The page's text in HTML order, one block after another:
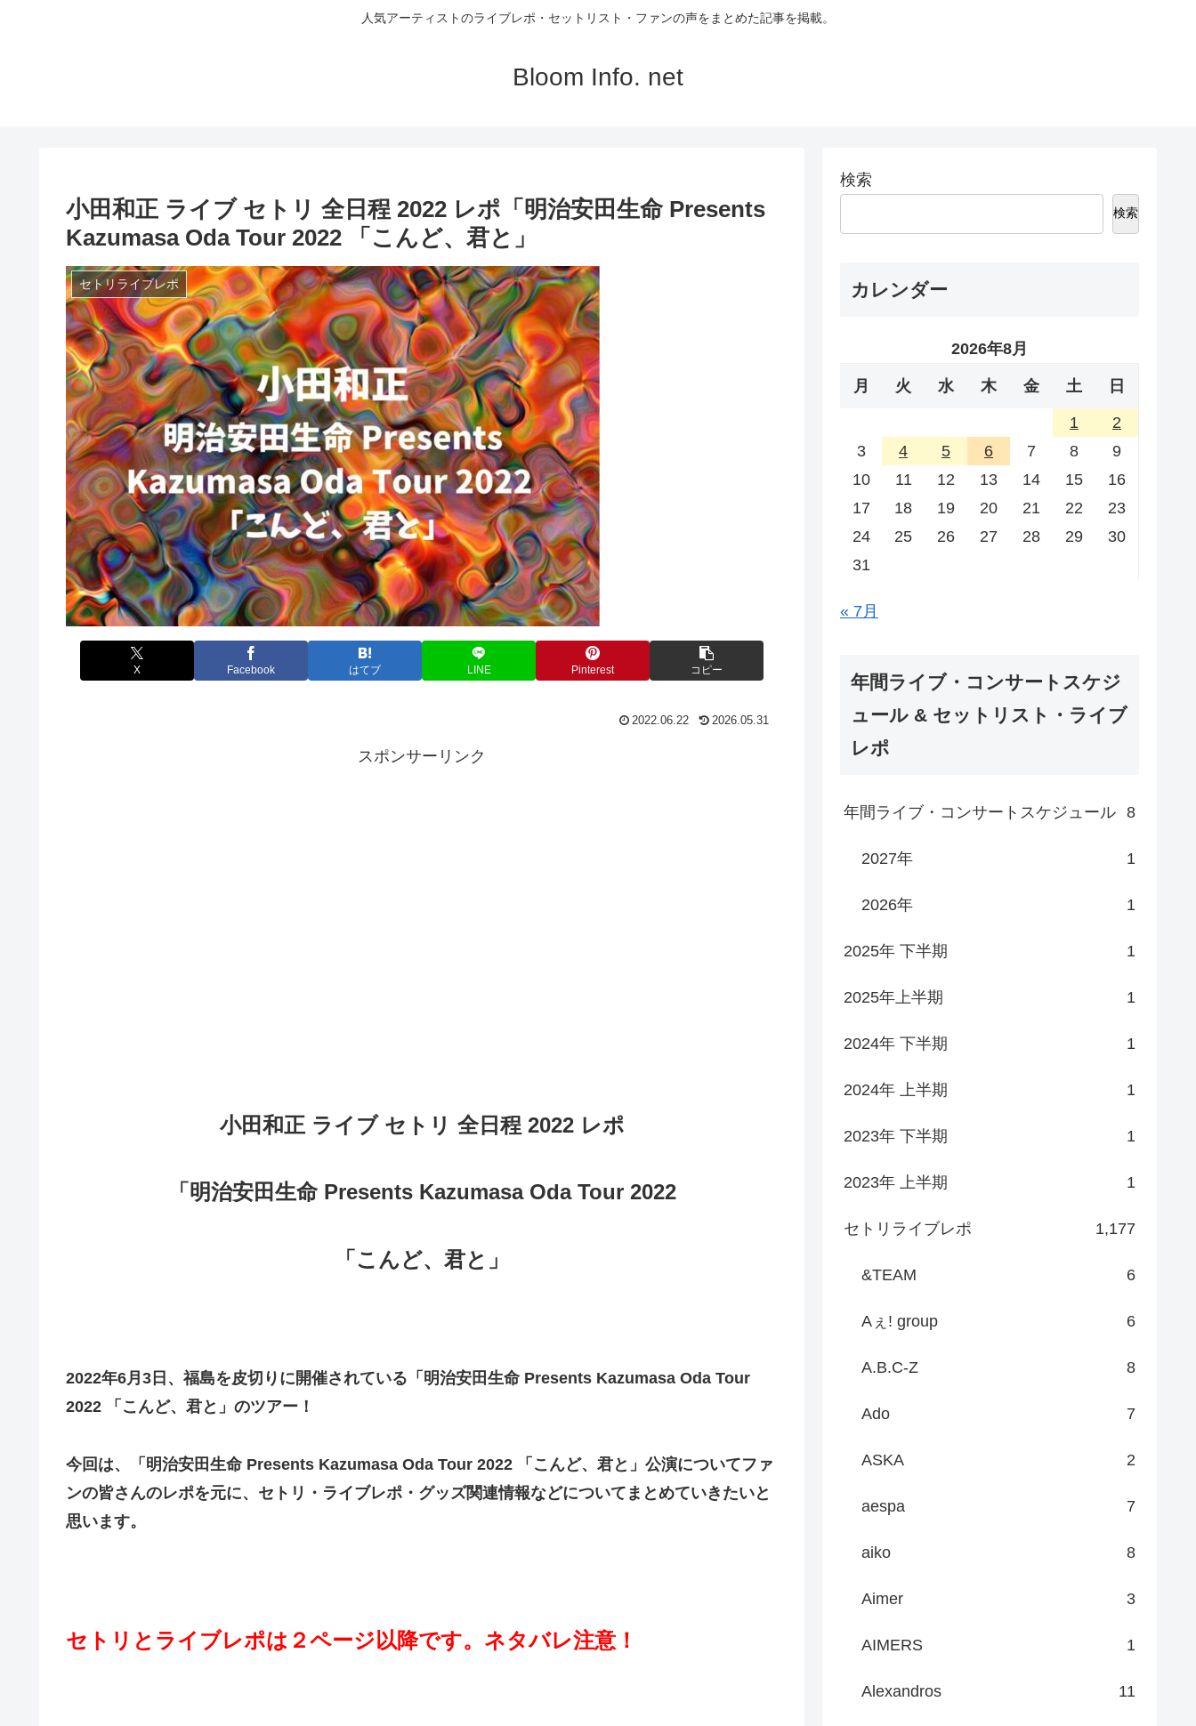
人気アーティストのライブレポ・セットリスト・ファンの声をまとめた記事を掲載。
Bloom Info. net
小田和正 ライブ セトリ 全日程 2022 レポ「明治安田生命 Presents
Kazumasa Oda Tour 2022 「こんど、君と」
セトリライブレポ
X Facebook はてブ LINE Pinterest コピー
2022.06.22 2026.05.31
スポンサーリンク
小田和正 ライブ セトリ 全日程 2022 レポ
「明治安田生命 Presents Kazumasa Oda Tour 2022
「こんど、君と」
2022年6月3日、福島を皮切りに開催されている 「明治安田生命 Presents Kazumasa Oda Tour
2022 「こんど、君と」のツアー！
今回は、 「明治安田生命 Presents Kazumasa Oda Tour 2022 「こんど、君と」公演についてファ
ンの皆さんのレポを元に、セトリ・ライブレポ・グッズ関連情報などについてまとめていきたいと
思います。
セトリとライブレポは２ページ以降です。ネタバレ注意！
検索
検索
カレンダー
2026年8月
月 火 水 木 金 土 日
1
2
3
4 5 6 7 8
9
10
11 12 13 14 15
16
17
18 19 20 21 22
23
24
25 26 27 28 29
30
31
« 7月
年間ライブ・コンサートスケジ
ュール & セットリスト・ライブ
レポ
年間ライブ・コンサートスケジュール 8
2027年 1
2026年 1
2025年 下半期 1
2025年上半期 1
2024年 下半期 1
2024年 上半期 1
2023年 下半期 1
2023年 上半期 1
セトリライブレポ 1,177
&TEAM 6
Aぇ! group 6
A.B.C-Z 8
Ado 7
ASKA 2
aespa 7
aiko 8
Aimer 3
AIMERS 1
Alexandros 11